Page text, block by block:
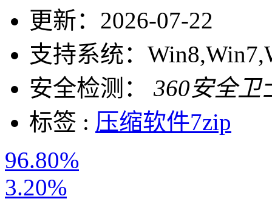
更新： 2026-07-22
支持系统：
安全检测：
360安全卫
标签 : 压缩软件7zip
96.80%
3.20%